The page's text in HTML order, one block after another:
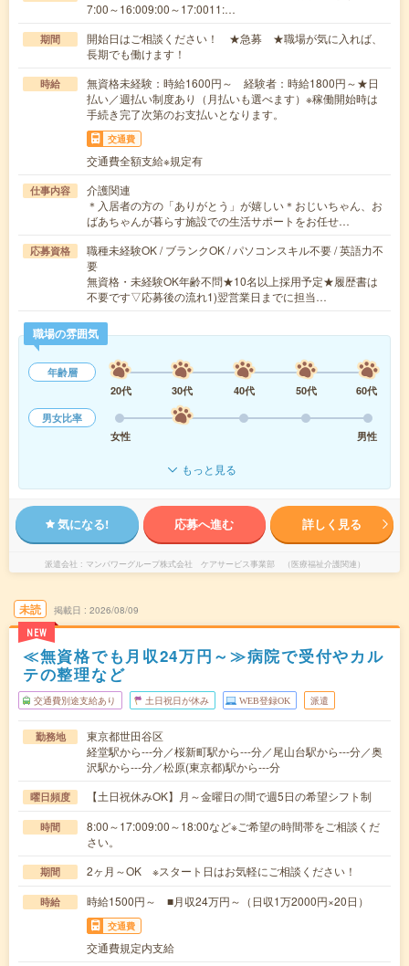
7:00～16:009:00～17:0011:…
期間
開始日はご相談ください！ ★急募 ★職場が気に入れば、
長期でも働けます！
時給
無資格未経験：時給1600円～ 経験者：時給1800円～★日
払い／週払い制度あり（月払いも選べます）※稼働開始時は
手続き完了次第のお支払いとなります。
交通費
交通費全額支給※規定有
仕事内容
介護関連
＊入居者の方の「ありがとう」が嬉しい＊おじいちゃん、お
ばあちゃんが暮らす施設での生活サポートをお任せ…
応募資格
職種未経験OK / ブランクOK / パソコンスキル不要 / 英語力不
要
無資格・未経験OK年齢不問★10名以上採用予定★履歴書は
不要です▽応募後の流れ1)翌営業日までに担当…
職場の雰囲気
年齢層
20代
30代 40代 50代
60代
男女比率
女性
男性
もっと見る
気になる! 応募へ進む 詳しく見る
派遣会社 マンパワーグループ株式会社 ケアサービス事業部 （医療福祉介護関連）
未読
NEW
掲載日 2026/08/09
≪無資格でも月収24万円～≫病院で受付やカル
テの整理など
交通費別途支給あり 土日祝日が休み WEB登録OK 派遣
勤務地
東京都世田谷区
経堂駅から---分／桜新町駅から---分／尾山台駅から---分／奥
沢駅から---分／松原(東京都)駅から---分
曜日頻度 【土日祝休みOK】月～金曜日の間で週5日の希望シフト制
時間
8:00～17:009:00～18:00など※ご希望の時間帯をご相談くだ
さい。
期間 2ヶ月～OK ※スタート日はお気軽にご相談ください！
時給 時給1500円～ ■月収24万円～（日収1万2000円×20日）
交通費
交通費規定内支給